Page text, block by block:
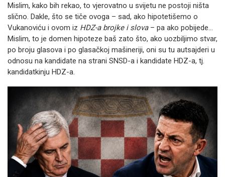
Mislim, kako bih rekao, to vjerovatno u svijetu ne postoji ništa
slično. Dakle, što se tiče ovoga – sad, ako hipotetišemo o
Vukanoviću i ovom iz HDZ-a brojke i slova– pa ako pobijede...
Mislim, to je domen hipoteze baš zato što, ako uozbiljimo stvar,
po broju glasova i po glasačkoj mašineriji, oni su tu autsajderi u
odnosu na kandidate na strani SNSD-a i kandidate HDZ-a, tj.
kandidatkinju HDZ-a.